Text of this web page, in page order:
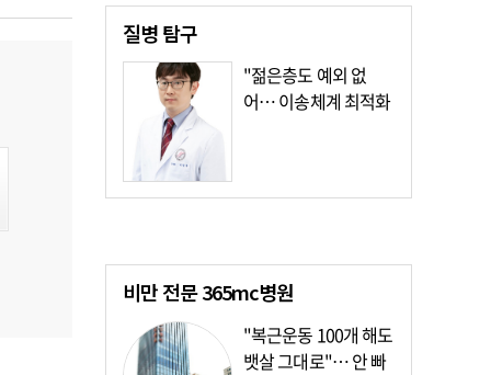
질병탐구
"젊은층도 예외 없
어… 이송체계 최적화
비만 전문365mc병원
"복근운동 100개 해도
뱃살 그대로"… 안 빠